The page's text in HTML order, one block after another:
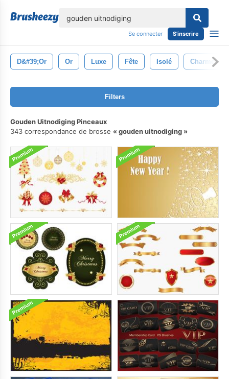
Se connecter S'inscrire
D&#39;or Or Luxe Fête Isolé Charme
Filters
Gouden Uitnodiging Pinceaux
343 correspondance de brosse
gouden uitnodiging